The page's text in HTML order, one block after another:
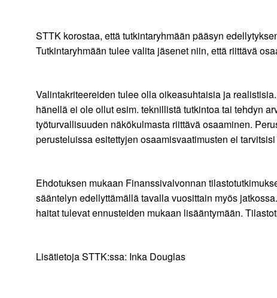
STTK korostaa, että tutkintaryhmään pääsyn
Tutkintaryhmään tulee valita jäsenet niin, että riittävä
Valintakriteereiden tulee olla oikeasuhtaisia ja
hänellä ei ole ollut esim. teknillistä tutkintoa tai tehdyn
työturvallisuuden näkökulmasta riittävä osaaminen.
perusteluissa esitettyjen osaamisvaatimusten ei
Ehdotuksen mukaan Finanssivalvonnan
sääntelyn edellyttämällä tavalla vuosittain myös
haitat tulevat ennusteiden mukaan lisääntymään.
Lisätietoja STTK:ssa: Inka Douglas